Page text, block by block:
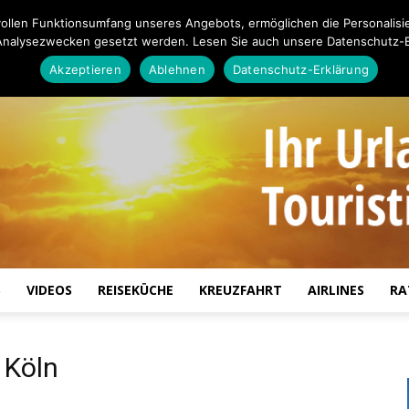
VIDEOS REISEKÜCHE KREUZFAHRT AIRLINES
Funktionsumfang unseres Angebots, ermöglichen die
gesetzt werden. Lesen Sie auch unsere Datenschutz-
Akzeptieren
Ablehnen Datenschutz-Erklärung